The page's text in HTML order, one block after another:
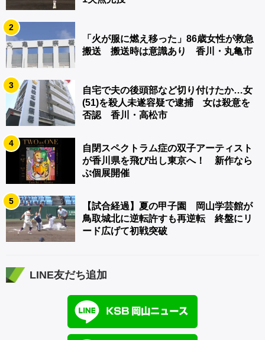
2
「火が服に燃え移った」86歳女性が救急
搬送 搬送時は意識あり 香川・丸亀市
3
自宅で夫の後頭部など切り付けたか…女
(51)を殺人未遂容疑で逮捕 女は殺意を
否認 香川・高松市
4
自閉スペクトラム症の双子アーティスト
が香川県を飛び出し東京へ！ 新作なら
ぶ個展開催
5
【試合経過】夏の甲子園 岡山学芸館が
鳥取城北に逆転許すも再逆転 終盤にリ
ード広げて初戦突破
LINE友だち追加